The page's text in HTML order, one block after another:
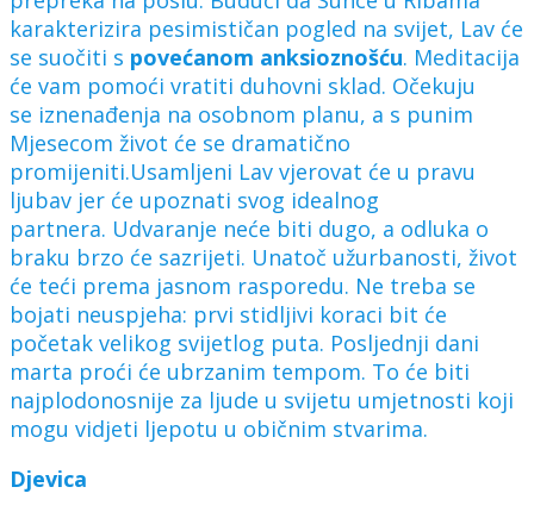
karakterizira pesimističan pogled na svijet, Lav će
se suočiti s povećanom anksioznošću. Meditacija
će vam pomoći vratiti duhovni sklad. Očekuju
se iznenađenja na osobnom planu, a s punim
Mjesecom život će se dramatično
promijeniti.Usamljeni Lav vjerovat će u pravu
ljubav jer će upoznati svog idealnog
partnera. Udvaranje neće biti dugo, a odluka o
braku brzo će sazrijeti. Unatoč užurbanosti, život
će teći prema jasnom rasporedu. Ne treba se
bojati neuspjeha: prvi stidljivi koraci bit će
početak velikog svijetlog puta. Posljednji dani
marta proći će ubrzanim tempom. To će biti
najplodonosnije za ljude u svijetu umjetnosti koji
mogu vidjeti ljepotu u običnim stvarima.
Djevica